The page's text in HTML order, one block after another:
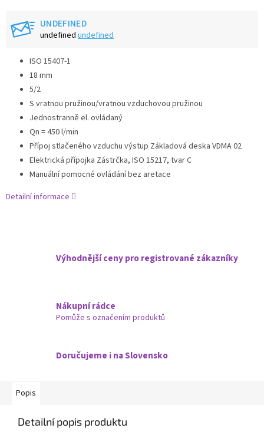
UNDEFINED
undefined undefined
ISO 15407-1
18 mm
5/2
S vratnou pružinou/vratnou vzduchovou pružinou
Jednostranně el. ovládaný
Qn = 450 l/min
Přípoj stlačeného vzduchu výstup Základová deska VDMA 02
Elektrická přípojka Zástrčka, ISO 15217, tvar C
Manuální pomocné ovládání bez aretace
Detailní informace
Výhodnější ceny pro registrované zákazníky
Nákupní rádce
Pomůže s označením produktů
Doručujeme i na Slovensko
Popis
Detailní popis produktu